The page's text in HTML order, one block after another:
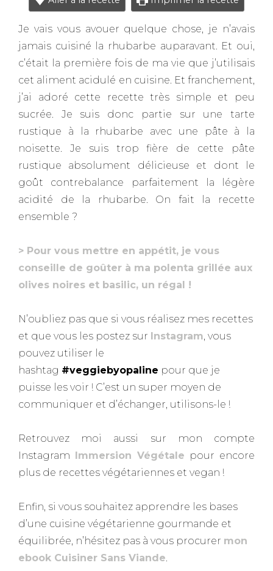
Je vais vous avouer quelque chose, je n’avais
jamais cuisiné la rhubarbe auparavant. Et oui,
c’était la première fois de ma vie que j’utilisais
cet aliment acidulé en cuisine. Et franchement,
j’ai adoré cette recette très simple et peu
sucrée. Je suis donc partie sur une tarte
rustique à la rhubarbe avec une pâte à la
noisette. Je suis trop fière de cette pâte
rustique absolument délicieuse et dont le
goût contrebalance parfaitement la légère
acidité de la rhubarbe. On fait la recette
ensemble ?
> Pour vous mettre en appétit, je vous
conseille de goûter à ma polenta grillée aux
olives noires et basilic, un régal !
N’oubliez pas que si vous réalisez mes recettes
et que vous les postez sur Instagram , vous
pouvez utiliser le
hashtag #veggiebyopaline pour que je
puisse les voir ! C’est un super moyen de
communiquer et d’échanger, utilisons-le !
Retrouvez moi aussi sur mon compte
Instagram Immersion Végétale pour encore
plus de recettes végétariennes et vegan !
Enfin, si vous souhaitez apprendre les bases
d’une cuisine végétarienne gourmande et
équilibrée, n’hésitez pas à vous procurer mon
ebook Cuisiner Sans Viande